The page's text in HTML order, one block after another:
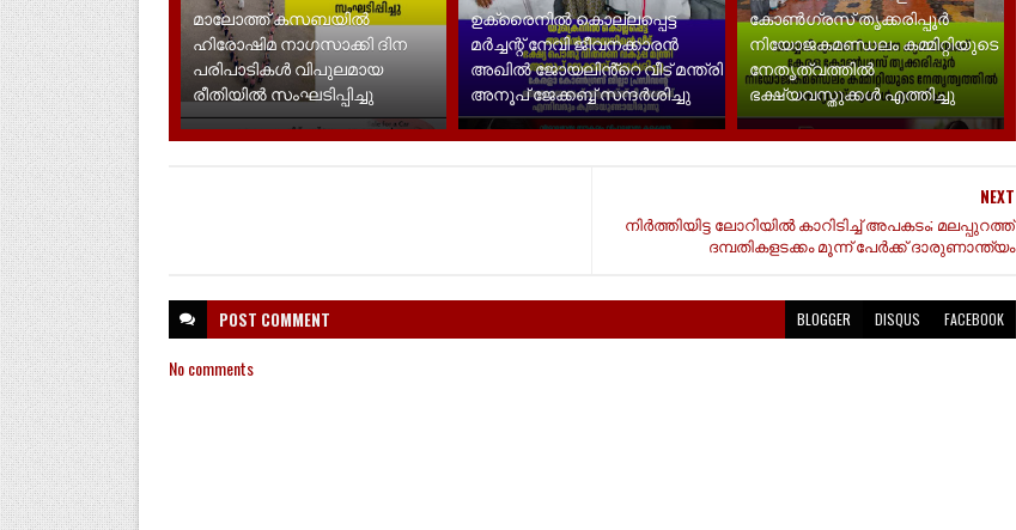
മാലോത്ത് കസബയിൽ
ഹിരോഷിമ നാഗസാക്കി ദിന
പരിപാടികൾ വിപുലമായ
രീതിയിൽ സംഘടിപ്പിച്ചു
ഉക്രൈനിൽ കൊല്ലപ്പെട്ട
മർച്ചന്റ് നേവി ജീവനക്കാരൻ
അഖിൽ ജോയലിൻ്റെ വീട് മന്ത്രി
അനൂപ് ജേക്കബ്ബ് സന്ദർശിച്ചു
കോൺഗ്രസ് തൃക്കരിപ്പൂർ
നിയോജകമണ്ഡലം കമ്മിറ്റിയുടെ
നേതൃത്വത്തിൽ
ഭക്ഷ്യവസ്തുക്കൾ എത്തിച്ചു
NEXT
നിർത്തിയിട്ട ലോറിയിൽ കാറിടിച്ച് അപകടം; മലപ്പുറത്ത്
ദമ്പതികളടക്കം മൂന്ന് പേർക്ക് ദാരുണാന്ത്യം
POST COMMENT BLOGGER DISQUS FACEBOOK
No comments